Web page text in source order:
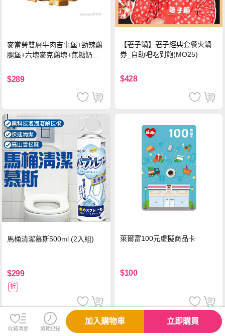
麥當勞雙層牛肉吉事堡+勁辣鷄
腿堡+六塊麥克鷄塊+焦糖奶茶
$289
【荖子鍋】荖子經典套餐火鍋
券_自助吧吃到飽(MO25)
$428
馬桶清潔慕斯500ml (2入組)
$299
折
萊爾富100元虛擬商品卡
$100
收藏清單 瀏覽紀錄
加入購物車 立即購買